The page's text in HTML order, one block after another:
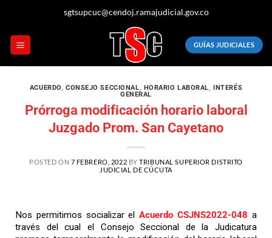
sgtsupcuc@cendoj.ramajudicial.gov.co
GUÍAS JUDICIALES
ACUERDO, CONSEJO SECCIONAL, HORARIO LABORAL,INTERÉS
GENERAL
Prórroga modificación horario laboral
Juzgado Prom. San Cayetano
POSTED ON 7 FEBRERO, 2022 BYTRIBUNAL SUPERIOR DISTRITO
JUDICIAL DE CÚCUTA
Nos permitimos socializar elAcuerdo CSJNS2022-048 a
través del cual el Consejo Seccional de la Judicatura